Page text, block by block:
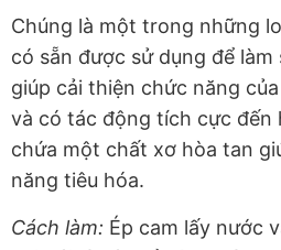
Chúng là một trong những
có sẵn được sử dụng để
giúp cải thiện chức năng
và có tác động tích cực đến
chứa một chất xơ hòa tan
năng tiêu hóa.
Cách làm: Ép cam lấy nước